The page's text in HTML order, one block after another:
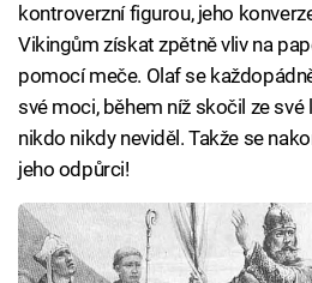
kontroverzní figurou, jeho
Vikingům získat zpětně vliv na
pomocí meče. Olaf se
své moci, během níž skočil ze své
nikdo nikdy neviděl. Takže se
jeho odpůrci!